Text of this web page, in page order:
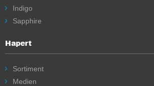
Indigo
Sapphire
Hapert
Sortiment
Medien